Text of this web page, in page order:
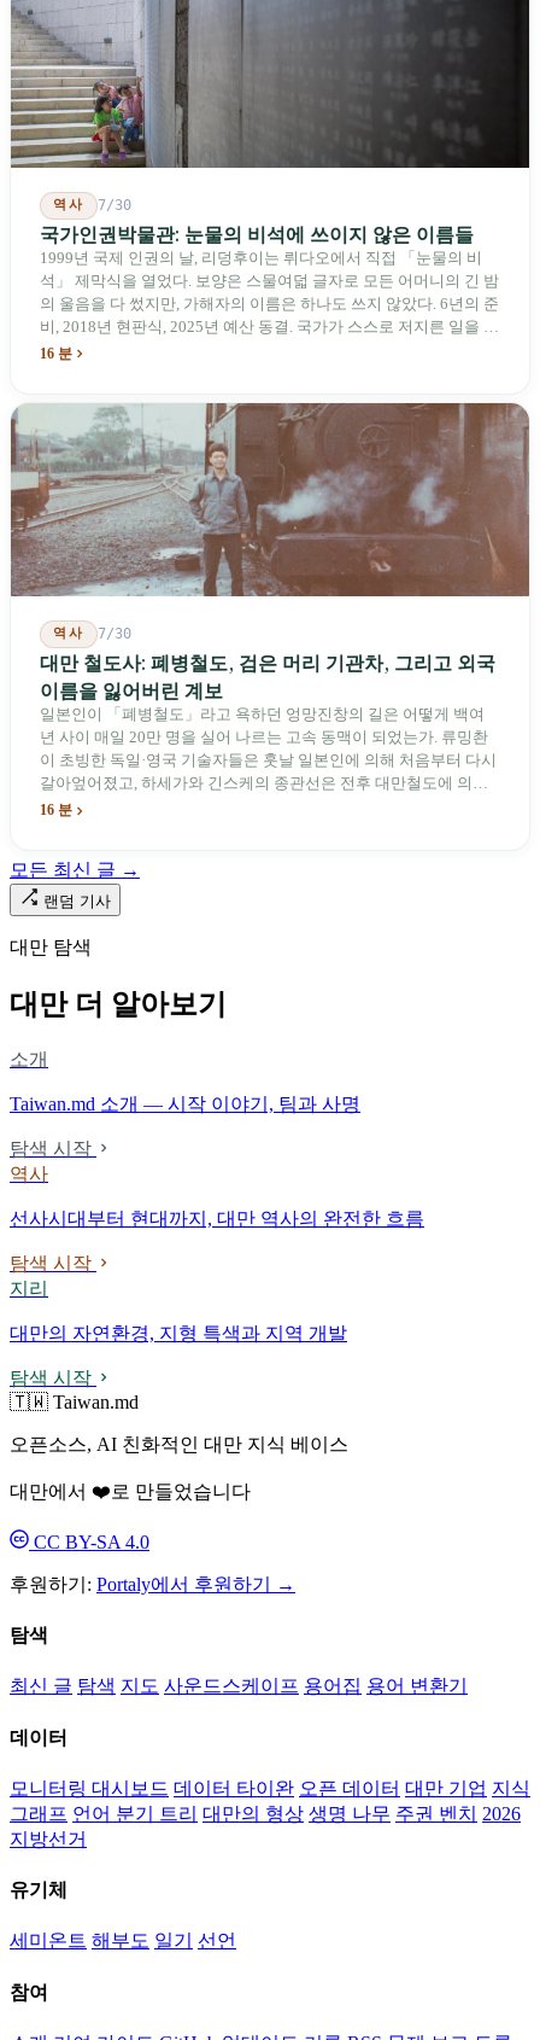
장벽을 낮춰야 한다는 점이다. 타이완에서 46년간 원격 조종 장난감
비행기를 만들어 온 한 회사가 오하이오주에 두 번째 공장을 건설할
계획을 세우고 있다.
역사 7/30
국가인권박물관: 눈물의 비석에 쓰이지 않은 이름들
1999년 국제 인권의 날, 리덩후이는 뤼다오에서 직접 「눈물의 비
석」 제막식을 열었다. 보양은 스물여덟 글자로 모든 어머니의 긴 밤
의 울음을 다 썼지만, 가해자의 이름은 하나도 쓰지 않았다. 6년의 준
비, 2018년 현판식, 2025년 예산 동결. 국가가 스스로 저지른 일을 기
념하기 위해 스스로 세운 박물관. 계엄 해제 39년 동안 사법 재판을
16 분
역사 7/30
대만 철도사: 폐병철도, 검은 머리 기관차, 그리고 외국
이름을 잃어버린 계보
일본인이 「폐병철도」라고 욕하던 엉망진창의 길은 어떻게 백여
년 사이 매일 20만 명을 실어 나르는 고속 동맥이 되었는가. 류밍촨
이 초빙한 독일·영국 기술자들은 훗날 일본인에 의해 처음부터 다시
갈아엎어졌고, 하세가와 긴스케의 종관선은 전후 대만철도에 의해
이름과 번호가 바뀌었다. 세대마다 앞선 세대의 기록을 주석으로 밀
다. 마침내 푸유마·타로코 세대에 이르러서야 원주민 지명이 다시 철
로 위에 깔렸다.
16 분
모든 최신 글 →
랜덤 기사
대만 탐색
대만 더 알아보기
소개
Taiwan.md 소개 — 시작 이야기, 팀과 사명
탐색 시작
역사
선사시대부터 현대까지, 대만 역사의 완전한 흐름
탐색 시작
지리
대만의 자연환경, 지형 특색과 지역 개발
탐색 시작
🇹🇼 Taiwan.md
오픈소스, AI 친화적인 대만 지식 베이스
대만에서 ❤️로 만들었습니다
CC BY-SA 4.0
후원하기: Portaly에서 후원하기 →
탐색
최신 글 탐색 지도 사운드스케이프 용어집 용어 변환기
데이터
모니터링 대시보드 데이터 타이완 오픈 데이터 대만 기업 지식
그래프 언어 분기 트리 대만의 형상 생명 나무 주권 벤치
2026
지방선거
유기체
세미온트 해부도 일기 선언
참여